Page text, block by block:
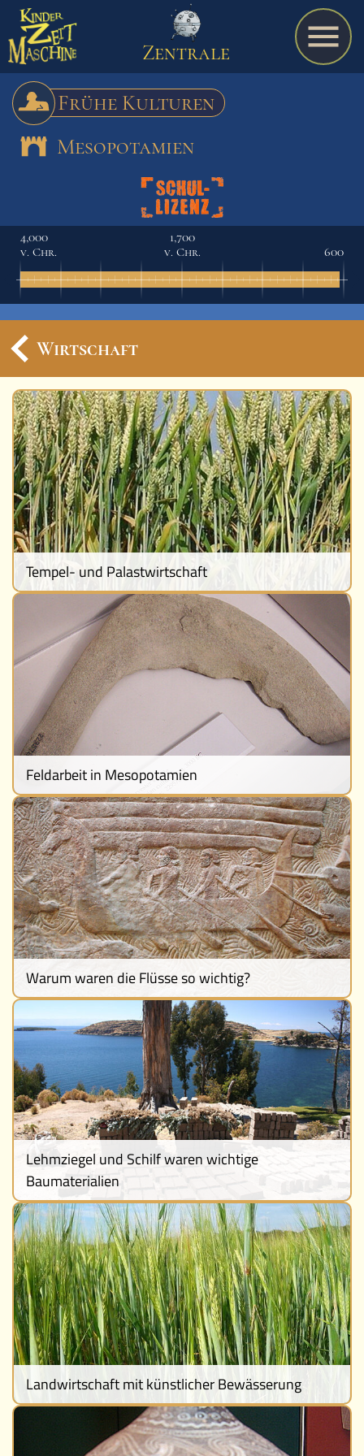
Spiel
A bis Z
Termine
Zentrale
Frühe Kulturen
Mesopotamien
4,000
v. Chr.
1,700
v. Chr.
600
Ereignisse
Lucys Wissensbox
Karte
Quiz
Memospiel
Mach mit!
Buchtipps
Schulmaterialien
Museen
Wirtschaft
Tempel- und Palastwirtschaft
Feldarbeit in Mesopotamien
Warum waren die Flüsse so wichtig?
Lehmziegel und Schilf waren wichtige
Baumaterialien
Landwirtschaft mit künstlicher Bewässerung